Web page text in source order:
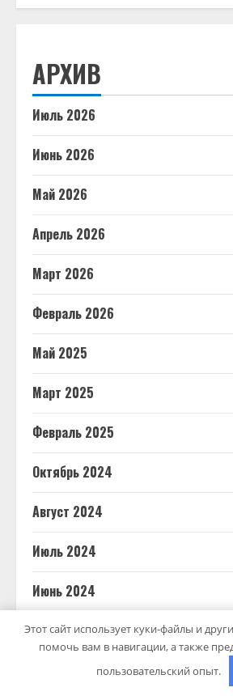
АРХИВ
Июль 2026
Июнь 2026
Май 2026
Апрель 2026
Март 2026
Февраль 2026
Май 2025
Март 2025
Февраль 2025
Октябрь 2024
Август 2024
Июль 2024
Июнь 2024
Май 2024
Апрель 2024
Этот сайт использует куки-файлы и
помочь вам в навигации, а также
пользовательский опыт.